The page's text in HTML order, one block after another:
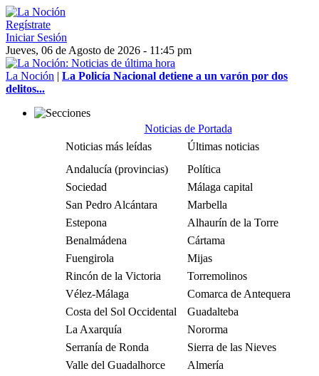
Regístrate
Iniciar Sesión
Jueves, 06 de Agosto de 2026 - 11:45 pm
La Noción | La Policía Nacional detiene a un varón por dos
delitos...
Noticias de Portada
Noticias más leídas
Últimas noticias
Andalucía (provincias)
Política
Sociedad
Málaga capital
San Pedro Alcántara
Marbella
Estepona
Alhaurín de la Torre
Benalmádena
Cártama
Fuengirola
Mijas
Rincón de la Victoria
Torremolinos
Vélez-Málaga
Comarca de Antequera
Costa del Sol Occidental
Guadalteba
La Axarquía
Nororma
Serranía de Ronda
Sierra de las Nieves
Valle del Guadalhorce
Almería